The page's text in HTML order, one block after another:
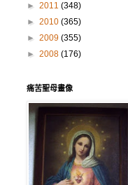
► 2011 (348)
► 2010 (365)
► 2009 (355)
► 2008 (176)
痛苦聖母畫像